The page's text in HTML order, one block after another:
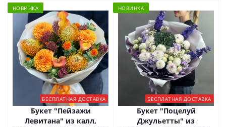
НОВИНКА
БЕСПЛАТНАЯ ДОСТАВКА
Букет "Пейзажи
Левитана" из калл,
НОВИНКА
БЕСПЛАТНАЯ ДОСТАВКА
Букет "Поцелуй
Джульетты" из